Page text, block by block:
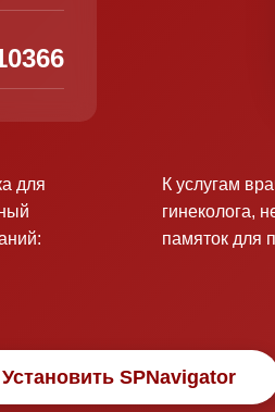
для
К услугам
гинеколога,
памяток для
Установить SPNavigator